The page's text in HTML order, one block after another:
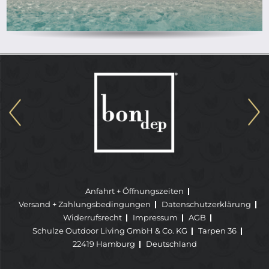
Anfahrt + Öffnungszeiten
Versand + Zahlungsbedingungen
Datenschutzerklärung
Widerrufsrecht
Impressum
AGB
Schulze Outdoor Living GmbH & Co. KG
Tarpen 36
22419 Hamburg
Deutschland